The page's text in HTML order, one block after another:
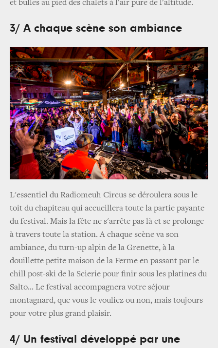
et bulles au pied des chalets à l'air pure de l'altitude.
3/ A chaque scène son ambiance
L'essentiel du Radiomeuh Circus se déroulera sous le
toit du chapiteau qui accueillera toute la partie payante
du festival. Mais la fête ne s'arrête pas là et se prolonge
à travers toute la station. A chaque scène va son
ambiance, du turn-up alpin de la Grenette, à la
douillette petite maison de la Ferme en passant par le
chill post-ski de la Scierie pour finir sous les platines du
Salto... Le festival accompagnera votre séjour
montagnard, que vous le vouliez ou non, mais toujours
pour votre plus grand plaisir.
4/ Un festival développé par une